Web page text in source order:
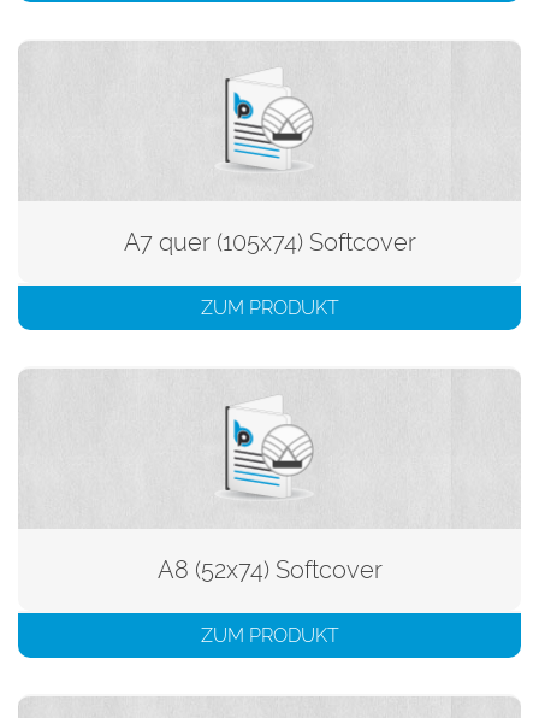
A7 quer (105x74) Softcover
ZUM PRODUKT
A8 (52x74) Softcover
ZUM PRODUKT